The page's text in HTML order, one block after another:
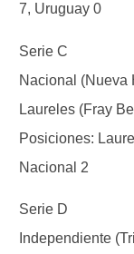
7, Uruguay 0
Serie C
Nacional (Nueva
Laureles (Fray
Posiciones:
Nacional 2
Serie D
Independiente